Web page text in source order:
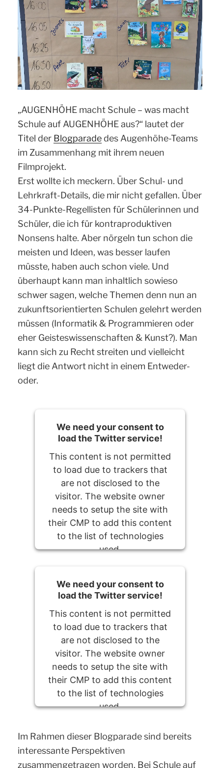
„AUGENHÖHE macht Schule – was macht
Schule auf AUGENHÖHE aus?“ lautet der
Titel der Blogparadedes Augenhöhe-Teams
im Zusammenhang mit ihrem neuen
Filmprojekt.
Erst wollte ich meckern. Über Schul- und
Lehrkraft-Details, die mir nicht gefallen. Über
34-Punkte-Regellisten für Schülerinnen und
Schüler, die ich für kontraproduktiven
Nonsens halte. Aber nörgeln tun schon die
meisten und Ideen, was besser laufen
müsste, haben auch schon viele. Und
überhaupt kann man inhaltlich sowieso
schwer sagen, welche Themen denn nun an
zukunftsorientierten Schulen gelehrt werden
müssen (Informatik & Programmieren oder
eher Geisteswissenschaften & Kunst?). Man
kann sich zu Recht streiten und vielleicht
liegt die Antwort nicht in einem Entweder-
oder.
We need your consent to
load the Twitter service!
This content is not permitted
to load due to trackers that
are not disclosed to the
visitor. The website owner
needs to setup the site with
their CMP to add this content
to the list of technologies
used.
Management Platform
We need your consent to
load the Twitter service!
This content is not permitted
to load due to trackers that
are not disclosed to the
visitor. The website owner
needs to setup the site with
their CMP to add this content
to the list of technologies
used.
Powered byUsercentrics Consent
Management Platform
Im Rahmen dieser Blogparade sind bereits
interessante Perspektiven
zusammengetragen worden. Bei Schule auf